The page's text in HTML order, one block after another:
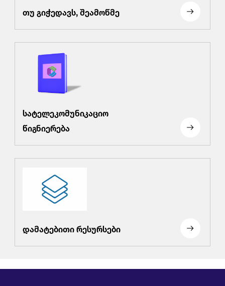
თუ გიჭედავს, შეამოწმე
სატელეკომუნიკაციო
წიგნიერება
დამატებითი რესურსები